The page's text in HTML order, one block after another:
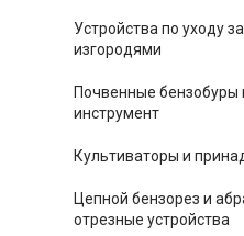
Устройства по уходу
изгородями
Почвенные бензобуры
инструмент
Культиваторы и
Цепной бензорез и
отрезные устройства